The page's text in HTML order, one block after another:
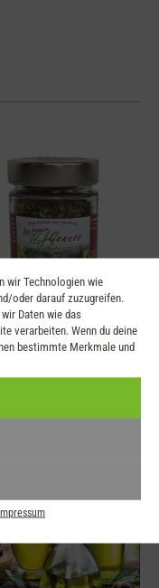
wir Technologien wie
oder darauf zuzugreifen.
Daten wie das
verarbeiten. Wenn du deine
bestimmte Merkmale und
Kräuter
€5,60